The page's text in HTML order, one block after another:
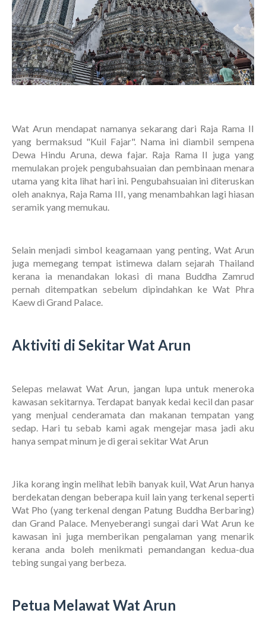
Wat Arun mendapat namanya sekarang dari Raja Rama II
yang bermaksud "Kuil Fajar". Nama ini diambil sempena
Dewa Hindu Aruna, dewa fajar. Raja Rama II juga yang
memulakan projek pengubahsuaian dan pembinaan menara
utama yang kita lihat hari ini. Pengubahsuaian ini diteruskan
oleh anaknya, Raja Rama III, yang menambahkan lagi hiasan
seramik yang memukau.
Selain menjadi simbol keagamaan yang penting, Wat Arun
juga memegang tempat istimewa dalam sejarah Thailand
kerana ia menandakan lokasi di mana Buddha Zamrud
pernah ditempatkan sebelum dipindahkan ke Wat Phra
Kaew di Grand Palace.
Aktiviti di Sekitar Wat Arun
Selepas melawat Wat Arun, jangan lupa untuk meneroka
kawasan sekitarnya. Terdapat banyak kedai kecil dan pasar
yang menjual cenderamata dan makanan tempatan yang
sedap. Hari tu sebab kami agak mengejar masa jadi aku
hanya sempat minum je di gerai sekitar Wat Arun
Jika korang ingin melihat lebih banyak kuil, Wat Arun hanya
berdekatan dengan beberapa kuil lain yang terkenal seperti
Wat Pho (yang terkenal dengan Patung Buddha Berbaring)
dan Grand Palace. Menyeberangi sungai dari Wat Arun ke
kawasan ini juga memberikan pengalaman yang menarik
kerana anda boleh menikmati pemandangan kedua-dua
tebing sungai yang berbeza.
Petua Melawat Wat Arun